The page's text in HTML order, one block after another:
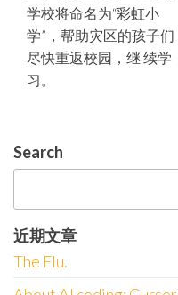
学校将命名为“彩虹小
学”，帮助灾区的孩子们
尽快重返校园，继 续学
习。
Search
近期文章
The Flu.